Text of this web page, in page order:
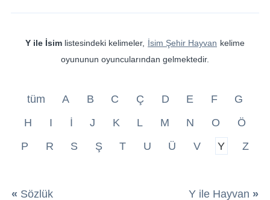
Y ile İsim listesindeki kelimeler, İsim Şehir Hayvan kelime
oyununun oyuncularından gelmektedir.
tüm A B C Ç D E F
G
H
I İ J K L M N O
Ö
P
R S Ş T U Ü V Y Z
« Sözlük Y ile Hayvan »